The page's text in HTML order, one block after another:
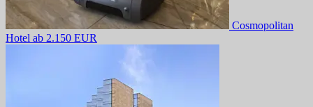
Cosmopolitan
Hotel ab 2.150 EUR